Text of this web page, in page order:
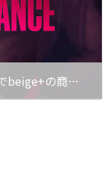
Netflix映画『10DANCE』でbeige+の商品が使用されました